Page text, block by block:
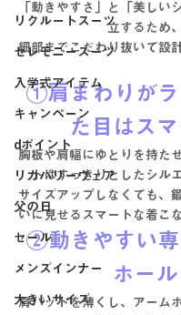
リクルートスーツ
セレモニースーツ
入学式アイテム
キャンペーン
dポイント
リカバリーウェア
父の日
セール
メンズインナー
大きいサイズ
「動きやすさ」と「美しい
立するため、
細部までこだわり抜いて設
①肩まわりがラ
た目はス
胸板や肩幅にゆとりを持た
トはすっきりとしたシル
サイズアップしなくても、
いに見せるスマートな着こ
②動きやすい専
ホール
肩パッドを薄くし、アーム